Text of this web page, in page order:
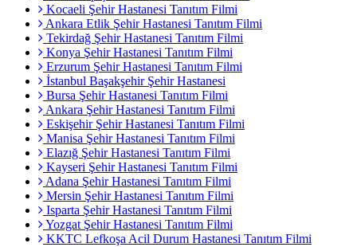
Kocaeli Şehir Hastanesi Tanıtım Filmi
Ankara Etlik Şehir Hastanesi Tanıtım Filmi
Tekirdağ Şehir Hastanesi Tanıtım Filmi
Konya Şehir Hastanesi Tanıtım Filmi
Erzurum Şehir Hastanesi Tanıtım Filmi
İstanbul Başakşehir Şehir Hastanesi
Bursa Şehir Hastanesi Tanıtım Filmi
Ankara Şehir Hastanesi Tanıtım Filmi
Eskişehir Şehir Hastanesi Tanıtım Filmi
Manisa Şehir Hastanesi Tanıtım Filmi
Elazığ Şehir Hastanesi Tanıtım Filmi
Kayseri Şehir Hastanesi Tanıtım Filmi
Adana Şehir Hastanesi Tanıtım Filmi
Mersin Şehir Hastanesi Tanıtım Filmi
Isparta Şehir Hastanesi Tanıtım Filmi
Yozgat Şehir Hastanesi Tanıtım Filmi
KKTC Lefkoşa Acil Durum Hastanesi Tanıtım Filmi